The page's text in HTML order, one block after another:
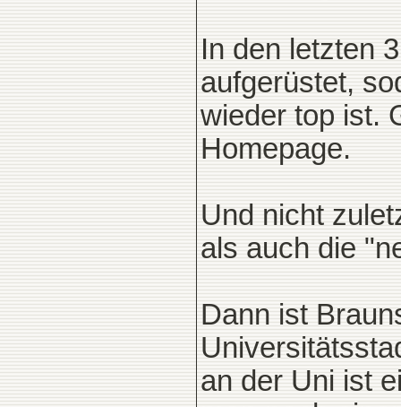
In den letzten
aufgerüstet,
wieder top ist.
Homepage.
Und nicht
als auch die
Dann ist
an der Uni ist